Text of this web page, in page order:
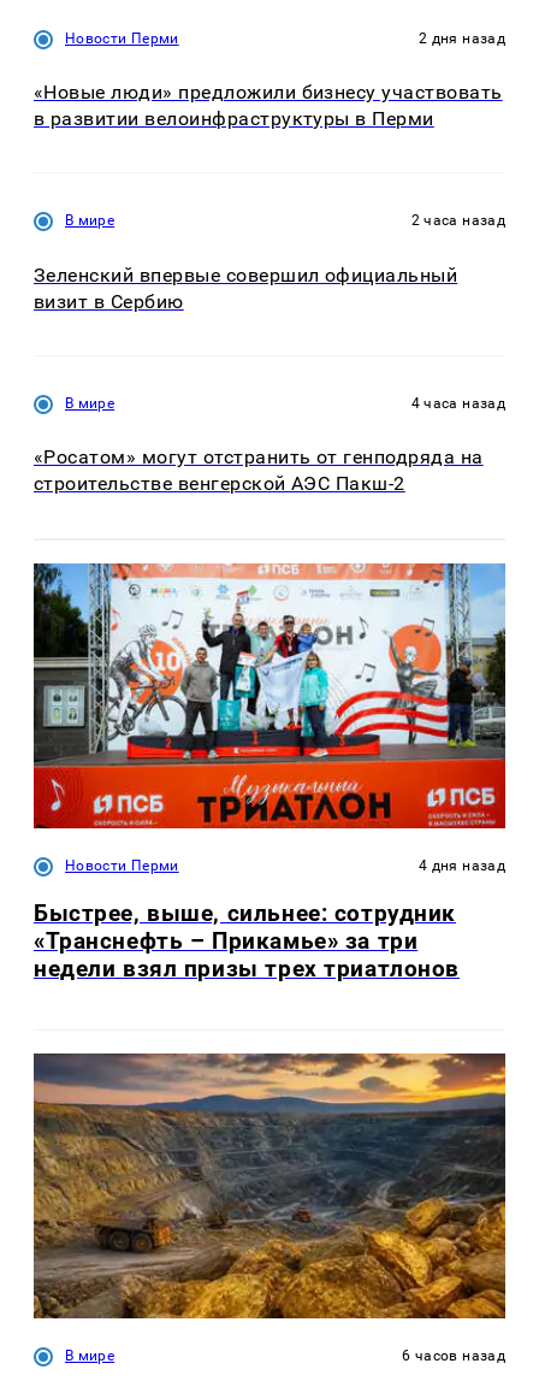
Новости Перми 2 дня назад
«Новые люди» предложили бизнесу участвовать
в развитии велоинфраструктуры в Перми
В мире 2 часа назад
Зеленский впервые совершил официальный
визит в Сербию
В мире 4 часа назад
«Росатом» могут отстранить от генподряда на
строительстве венгерской АЭС Пакш-2
Новости Перми 4 дня назад
Быстрее, выше, сильнее: сотрудник
«Транснефть – Прикамье» за три
недели взял призы трех триатлонов
В мире 6 часов назад